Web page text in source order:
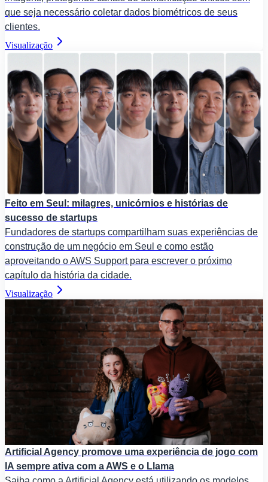
que seja necessário coletar dados biométricos de seus
clientes.
Visualização
Feito em Seul: milagres, unicórnios e histórias de
sucesso de startups
Fundadores de startups compartilham suas experiências de
construção de um negócio em Seul e como estão
aproveitando o AWS Support para escrever o próximo
capítulo da história da cidade.
Visualização
Artificial Agency promove uma experiência de jogo com
IA sempre ativa com a AWS e o Llama